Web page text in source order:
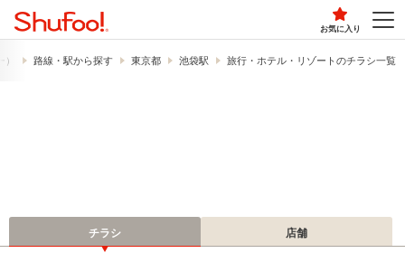
お気に入り
路線・駅から探す 東京都 池袋駅 旅行・ホテル・リゾートのチラシ一覧
チラシ 店舗